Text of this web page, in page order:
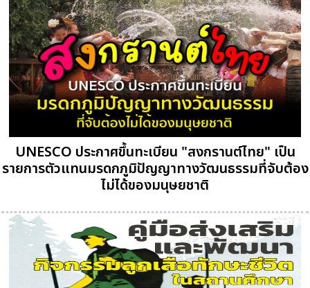
UNESCO ประกาศขึ้นทะเบียน "สงกรานต์ไทย" เป็น
รายการตัวแทนมรดกภูมิปัญญาทางวัฒนธรรมที่จับต้อง
ไม่ได้ของมนุษยชาติ